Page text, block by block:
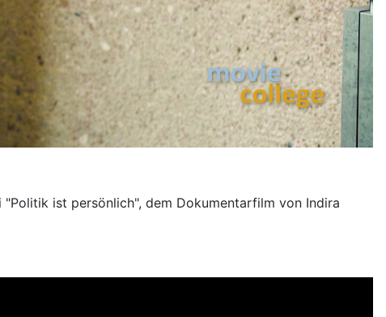
ist persönlich", dem Dokumentarfilm von Indira